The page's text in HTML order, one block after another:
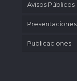
Avisos Públicos
Presentaciones
Publicaciones